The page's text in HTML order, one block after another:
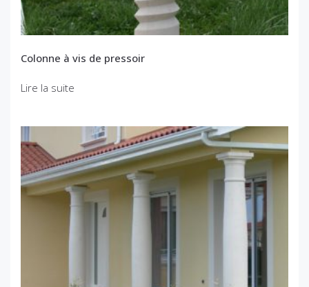
Colonne à vis de pressoir
Lire la suite